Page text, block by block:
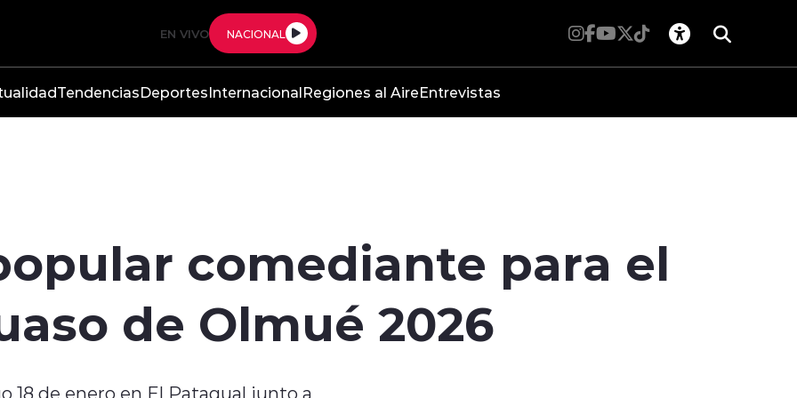
EN VIVO NACIONAL
TendenciasDeportesInternacionalRegiones al AireEntrevistas
comediante para el
de Olmué 2026
de enero en El Patagual junto a